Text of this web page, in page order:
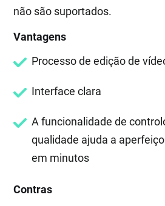
não são suportados.
Vantagens
Processo de edição de
Interface clara
A funcionalidade de
qualidade ajuda a
em minutos
Contras